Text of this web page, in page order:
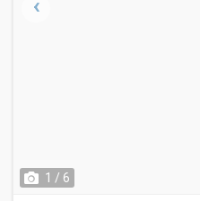
1 / 6